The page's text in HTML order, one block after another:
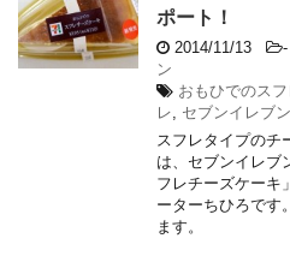
ポート！
2014/11/13 -
ン
おもひでのス
レ, セブンイレブン
スフレタイプのチ
は、セブンイレブ
フレチーズケーキ
ーターちひろです
ます。